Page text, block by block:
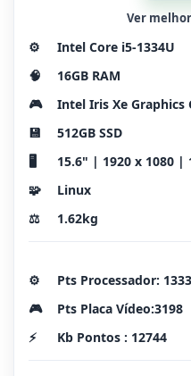
Ver
⚙️
Intel Core i5-1334U
🧠
16GB RAM
🎮
Intel Iris Xe Graphics
💾
512GB SSD
🖥️
15.6" | 1920 x 1080 |
🧩
Linux
⚖️
1.62kg
⚙️
Pts Processador:
🎮
Pts Placa Vídeo:3198
⚡
Kb Pontos : 12744